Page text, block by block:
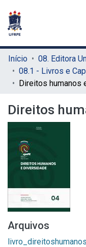
Início
Direitos
Arquivos